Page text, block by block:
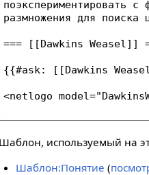
Шаблон, используемый на
Шаблон:Понятие (